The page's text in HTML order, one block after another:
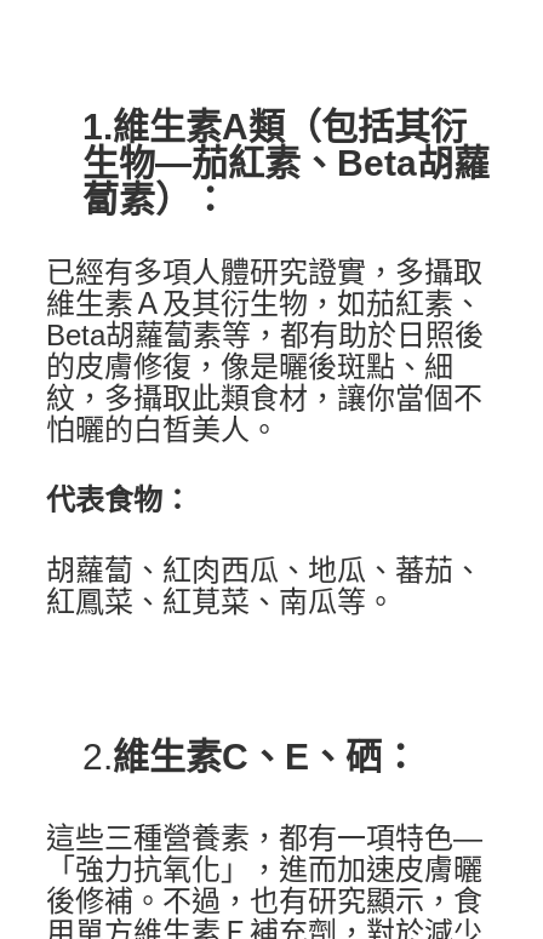
1.維生素A類（包括其衍
生物—茄紅素、Beta胡蘿
蔔素）：
已經有多項人體研究證實，多攝取
維生素Ａ及其衍生物，如茄紅素、
Beta胡蘿蔔素等，都有助於日照後
的皮膚修復，像是曬後斑點、細
紋，多攝取此類食材，讓你當個不
怕曬的白晳美人。
代表食物：
胡蘿蔔、紅肉西瓜、地瓜、蕃茄、
紅鳳菜、紅莧菜、南瓜等。
2.維生素C、E、硒：
這些三種營養素，都有一項特色—
「強力抗氧化」，進而加速皮膚曬
後修補。不過，也有研究顯示，食
用單方維生素Ｅ補充劑，對於減少